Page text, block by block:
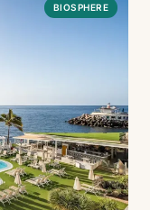
BIOSPHERE